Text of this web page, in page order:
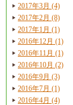
2017年3月 (4)
2017年2月 (8)
2017年1月 (1)
2016年12月 (1)
2016年11月 (1)
2016年10月 (2)
2016年9月 (3)
2016年7月 (1)
2016年4月 (4)